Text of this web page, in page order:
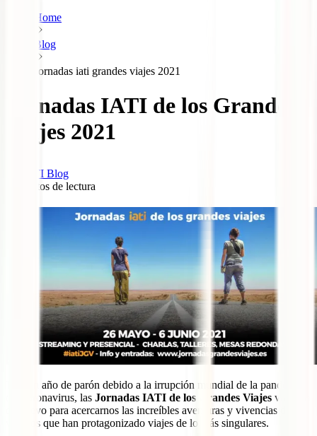
Home
Blog
Jornadas iati grandes viajes 2021
Jornadas IATI de los Grandes
Viajes 2021
IATI Blog
minutos de lectura
Tras un año de parón debido a la irrupción mundial de la pandemia
del coronavirus, las Jornadas IATI de los Grandes Viajes vuelven
de nuevo para acercarnos las increíbles aventuras y vivencias de
viajeros que han protagonizado viajes de lo más singulares.